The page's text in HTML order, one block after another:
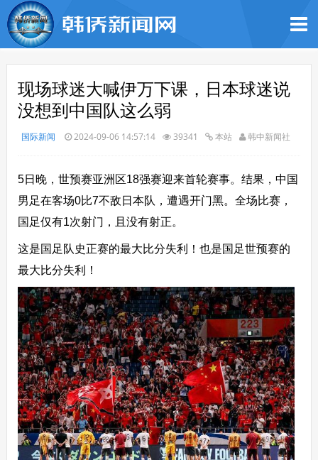
现场球迷大喊伊万下课，日本球迷说
没想到中国队这么弱
国际新闻 2024-09-06 14:57:14 39341 本站 韩中新闻社
5日晚，世预赛亚洲区18强赛迎来首轮赛事。结果，中国
男足在客场0比7不敌日本队，遭遇开门黑。全场比赛，
国足仅有1次射门，且没有射正。
这是国足队史正赛的最大比分失利！也是国足世预赛的
最大比分失利！